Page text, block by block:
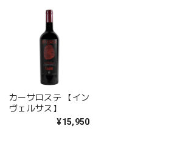
カーサロステ 【イン
ヴェルサス】
¥15,950